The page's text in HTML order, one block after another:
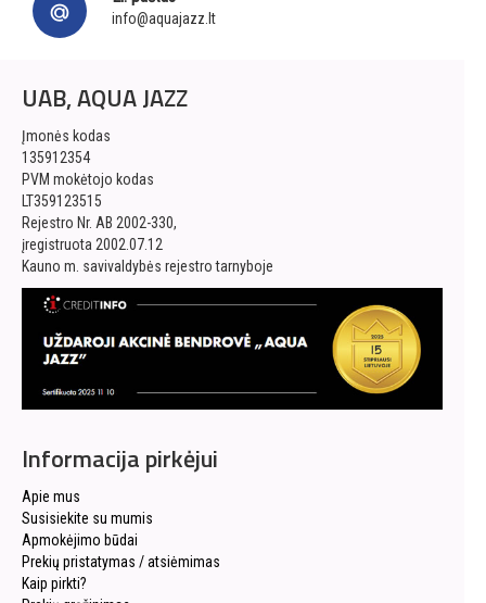
info@aquajazz.lt
UAB, AQUA JAZZ
Įmonės kodas
135912354
PVM mokėtojo kodas
LT359123515
Rejestro Nr. AB 2002-330,
įregistruota 2002.07.12
Kauno m. savivaldybės rejestro tarnyboje
Informacija pirkėjui
Apie mus
Susisiekite su mumis
Apmokėjimo būdai
Prekių pristatymas / atsiėmimas
Kaip pirkti?